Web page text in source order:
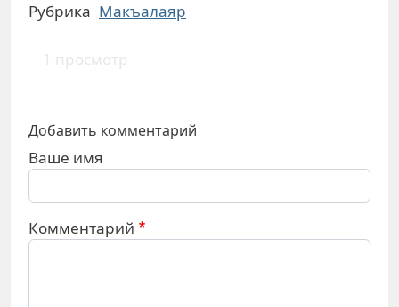
Рубрика Макъалаяр
1 просмотр
Добавить комментарий
Ваше имя
Комментарий